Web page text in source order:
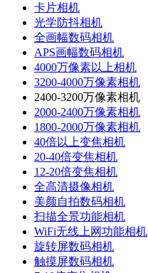
卡片相机
光学防抖相机
全画幅数码相机
APS画幅数码相机
4000万像素以上相机
3200-4000万像素相机
2400-3200万像素相机
2000-2400万像素相机
1800-2000万像素相机
40倍以上变焦相机
20-40倍变焦相机
12-20倍变焦相机
全高清摄像相机
美颜自拍数码相机
扫描全景功能相机
WiFi无线上网功能相机
旋转屏数码相机
触摸屏数码相机